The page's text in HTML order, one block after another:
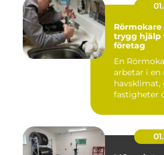
trygg hjälp
företag
En
arbetar i en
havsklimat,
fastigheter